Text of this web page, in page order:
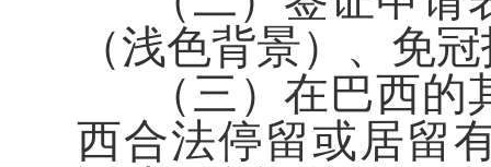
（浅色背景）、免
（三）在巴西的
西合法停留或居留